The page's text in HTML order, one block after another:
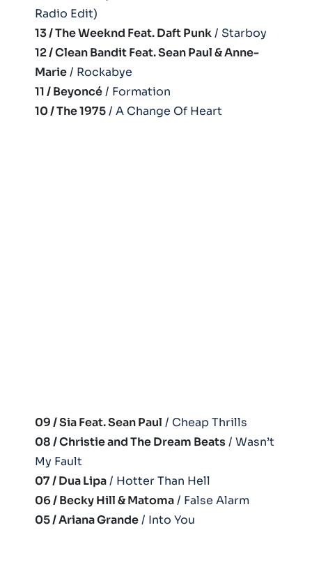
Radio Edit)
13 / The Weeknd Feat. Daft Punk/ Starboy
12 / Clean Bandit Feat. Sean Paul & Anne-
Marie/ Rockabye
11 / Beyoncé/ Formation
10 / The 1975/ A Change Of Heart
09 / Sia Feat. Sean Paul / Cheap Thrills
08 / Christie and The Dream Beats/ Wasn’t
My Fault
07 / Dua Lipa/ Hotter Than Hell
06 / Becky Hill & Matoma/ False Alarm
05 / Ariana Grande/ Into You